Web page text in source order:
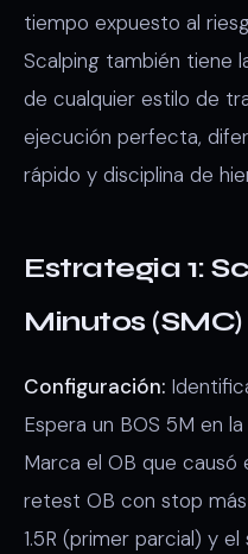
tiempo expuesto al
Scalping también tiene
de cualquier estilo de
ejecución perfecta,
rápido y disciplina de
Estrategia 1:
Minutos (SMC)
Configuración:
Espera un BOS 5M en
Marca el OB que causó
retest OB con stop
1.5R (primer parcial) y